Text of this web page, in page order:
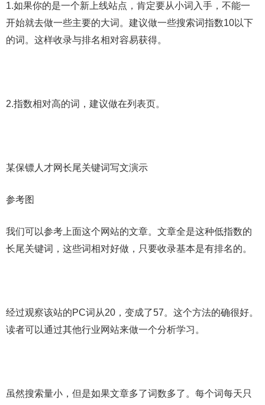
1.如果你的是一个新上线站点，肯定要从小词入手，不能一
开始就去做一些主要的大词。建议做一些搜索词指数10以下
的词。这样收录与排名相对容易获得。
2.指数相对高的词，建议做在列表页。
某保镖人才网长尾关键词写文演示
参考图
我们可以参考上面这个网站的文章。文章全是这种低指数的
长尾关键词，这些词相对好做，只要收录基本是有排名的。
经过观察该站的PC词从20，变成了57。这个方法的确很好。
读者可以通过其他行业网站来做一个分析学习。
虽然搜索量小，但是如果文章多了词数多了。每个词每天只